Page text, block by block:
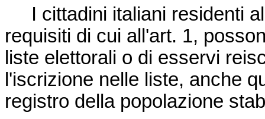
I cittadini italiani residenti
requisiti di cui all'art. 1,
liste elettorali o di esservi
l'iscrizione nelle liste, anche
registro della popolazione